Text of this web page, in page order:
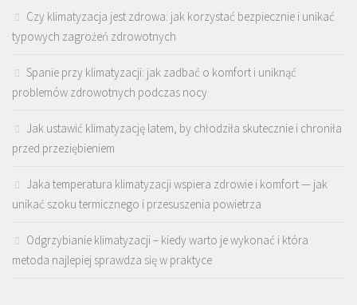
Czy klimatyzacja jest zdrowa: jak korzystać bezpiecznie i unikać
typowych zagrożeń zdrowotnych
Spanie przy klimatyzacji: jak zadbać o komfort i uniknąć
problemów zdrowotnych podczas nocy
Jak ustawić klimatyzację latem, by chłodziła skutecznie i chroniła
przed przeziębieniem
Jaka temperatura klimatyzacji wspiera zdrowie i komfort — jak
unikać szoku termicznego i przesuszenia powietrza
Odgrzybianie klimatyzacji – kiedy warto je wykonać i która
metoda najlepiej sprawdza się w praktyce